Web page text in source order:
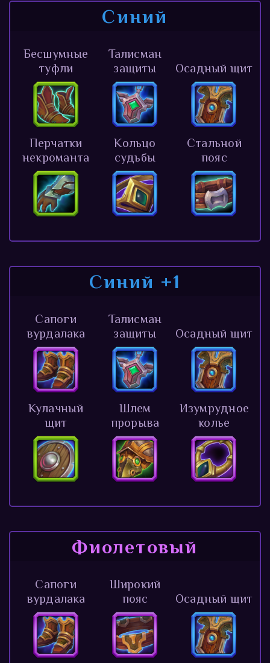
Синий
Бесшумные
туфли
Талисман
защиты
Осадный щит
Перчатки
некроманта
Кольцо
судьбы
Стальной
пояс
Синий +1
Сапоги
вурдалака
Талисман
защиты
Осадный щит
Кулачный
щит
Шлем
прорыва
Изумрудное
колье
Фиолетовый
Сапоги
вурдалака
Широкий
пояс
Осадный щит